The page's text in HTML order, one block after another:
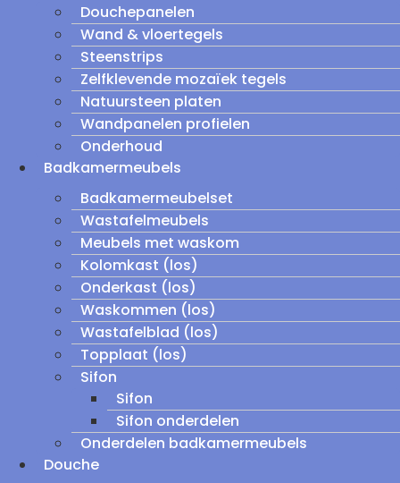
Douchepanelen
Wand & vloertegels
Steenstrips
Zelfklevende mozaïek tegels
Natuursteen platen
Wandpanelen profielen
Onderhoud
Badkamermeubels
Badkamermeubelset
Wastafelmeubels
Meubels met waskom
Kolomkast (los)
Onderkast (los)
Waskommen (los)
Wastafelblad (los)
Topplaat (los)
Sifon
Sifon
Sifon onderdelen
Onderdelen badkamermeubels
Douche